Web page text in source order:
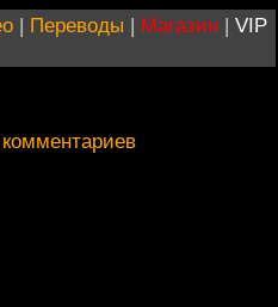
| Переводы | Магазин | VIP